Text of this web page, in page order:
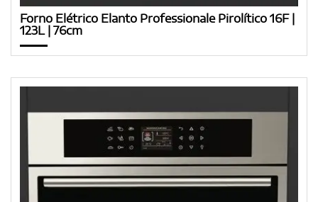
Forno Elétrico Elanto Professionale Pirolítico 16F |
123L | 76cm